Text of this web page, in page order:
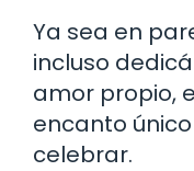
Ya sea en
incluso
amor propio,
encanto
celebrar.